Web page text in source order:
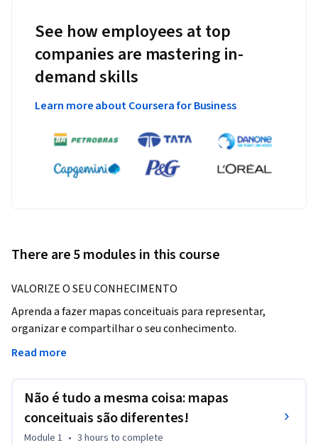
See how employees at top
companies are mastering in-
demand skills
Learn more about Coursera for Business
There are 5 modules in this course
VALORIZE O SEU CONHECIMENTO
Aprenda a fazer mapas conceituais para representar,
organizar e compartilhar o seu conhecimento.
[2] elaborar mapas conceituais com papel e lápis e com o
programa CmapTools (gratuito),
[3] avaliar um mapa conceitual, considerando a forma da sua
Read more
Não é tudo a mesma coisa: mapas
conceituais são diferentes!
Module 1 • 3 hours to complete